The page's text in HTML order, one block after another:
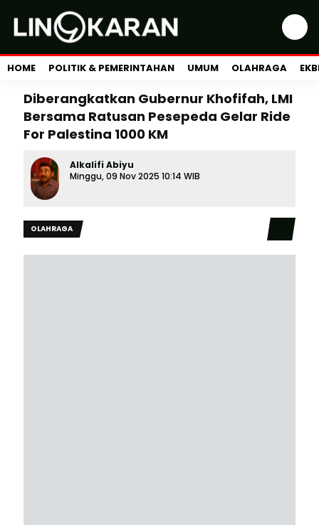
HOME POLITIK & PEMERINTAHAN UMUM OLAHRAGA
Diberangkatkan Gubernur Khofifah, LMI
Bersama Ratusan Pesepeda Gelar Ride
For Palestina 1000 KM
Alkalifi Abiyu
Minggu, 09 Nov 2025 10:14 WIB
OLAHRAGA